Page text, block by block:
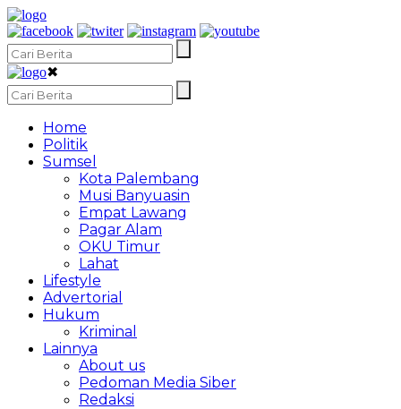
✖
Home
Politik
Sumsel
Kota Palembang
Musi Banyuasin
Empat Lawang
Pagar Alam
OKU Timur
Lahat
Lifestyle
Advertorial
Hukum
Kriminal
Lainnya
About us
Pedoman Media Siber
Redaksi